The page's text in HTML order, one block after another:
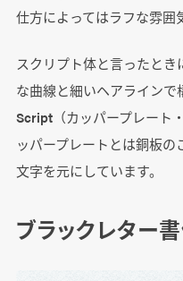
仕方によってはラフな雰囲
スクリプト体と言ったと
な曲線と細いヘアライン
Script（カッパープレート
ッパープレートとは銅板
文字を元にしています。
ブラックレター